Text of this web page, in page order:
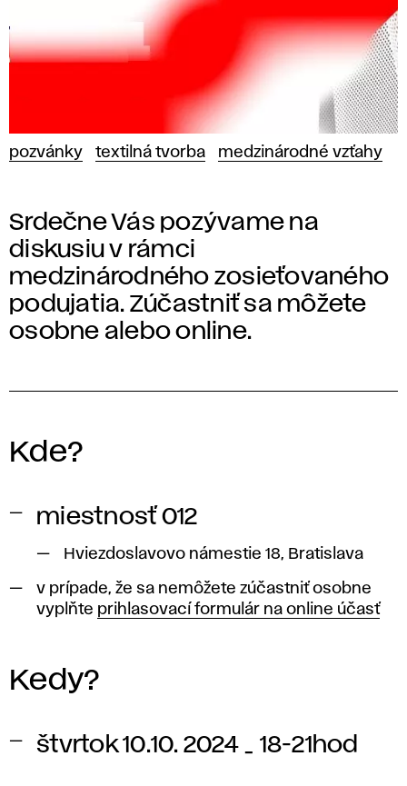
pozvánky textilná tvorba medzinárodné vzťahy
Srdečne Vás pozývame na
diskusiu v rámci
medzinárodného zosieťovaného
podujatia. Zúčastniť sa môžete
osobne alebo online.
Kde?
miestnosť 012
Hviezdoslavovo námestie 18, Bratislava
v prípade, že sa nemôžete zúčastniť osobne
vyplňte prihlasovací formulár na online účasť
Kedy?
štvrtok 10.10. 2024 _ 18-21hod